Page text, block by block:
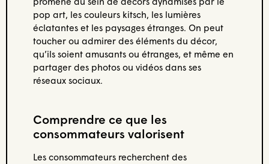
pop art, les couleurs kitsch, les lumières
éclatantes et les paysages étranges. On peut
toucher ou admirer des éléments du décor,
qu’ils soient amusants ou étranges, et même en
partager des photos ou vidéos dans ses
réseaux sociaux.
Comprendre ce que les
consommateurs valorisent
Les consommateurs recherchent des